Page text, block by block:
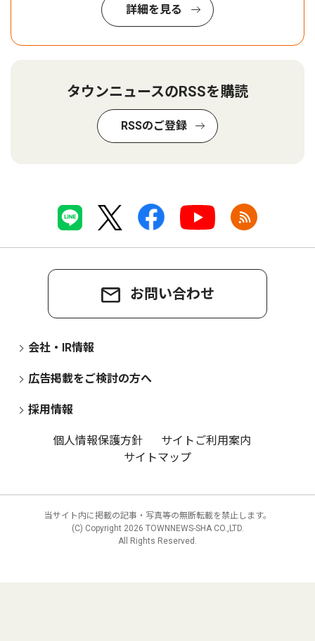
詳細を見る
タウンニュースのRSSを購読
RSSのご登録
お問い合わせ
会社・IR情報
広告掲載をご検討の方へ
採用情報
個人情報保護方針
サイトご利用案内
サイトマップ
当サイト内に掲載の記事・写真等の無断転載を禁止します。
(C) Copyright 2026 TOWNNEWS-SHA CO.,LTD.
All Rights Reserved.